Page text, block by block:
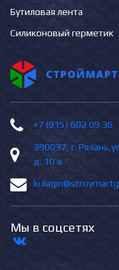
Бутиловая лента
Силиконовый герметик
+7 (915) 602 09 36
390037, г.
д. 10 а
Мы в соцсетях